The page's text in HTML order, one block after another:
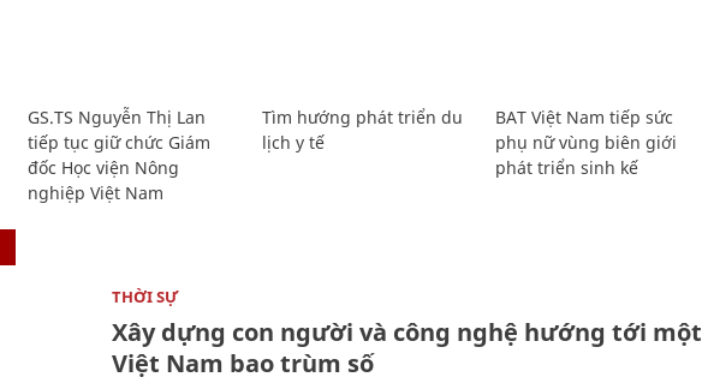
GS.TS Nguyễn Thị Lan
tiếp tục giữ chức Giám
đốc Học viện Nông
nghiệp Việt Nam
Tìm hướng phát triển du
lịch y tế
BAT Việt Nam tiếp sức
phụ nữ vùng biên giới
phát triển sinh kế
THỜI SỰ
Xây dựng con người và công nghệ hướng tới một
Việt Nam bao trùm số